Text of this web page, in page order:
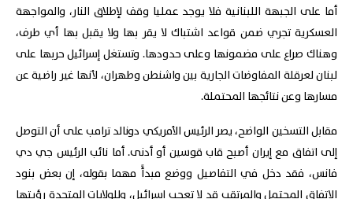
أما على الجبهة اللبنانية فلا يوجد عمليا وقف لإطلاق النار، والمواجهة
العسكرية تجري ضمن قواعد اشتباك لا يقر بها ولا يقبل بها أي طرف،
وهناك صراع على مضمونها وعلى حدودها. وتستغل إسرائيل حربها على
لبنان لعرقلة المفاوضات الجارية بين واشنطن وطهران، لأنها غير راضية عن
مسارها وعن نتائجها المحتملة.
مقابل التسخين الواضح، يصر الرئيس الأمريكي دونالد ترامب على أن التوصل
إلى اتفاق مع إيران أصبح قاب قوسين أو أدنى. أما نائب الرئيس جي دي
فانس، فقد دخل في التفاصيل ووضع مبدأً مهما بقوله، إن بعض بنود
الاتفاق المحتمل والمرتقب قد لا تعجب إسرائيل، وللولايات المتحدة رؤيتها